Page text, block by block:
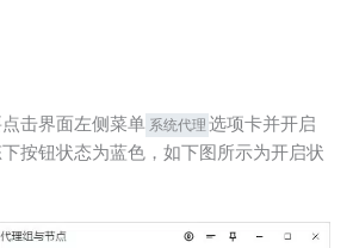
击界面左侧菜单 系统代理 选项卡并开启
按钮状态为蓝色，如下图所示为开启状